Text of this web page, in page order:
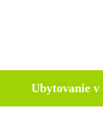
Ubytovanie